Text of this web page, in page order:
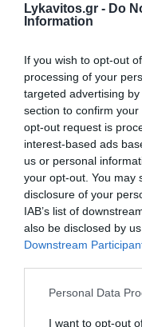
Lykavitos.gr - Do
Information
If you wish to opt-out
processing of your
targeted advertising
section to confirm
opt-out request is
interest-based ads
us or personal
your opt-out. You may
disclosure of your
IAB’s list of
also be disclosed by
Downstream
Please note that this
not limited to your visit
Personal Data
I want to opt-out
ΕΕΤ:
ιδιώτες και
τέσσερις
Η Ελληνική Ένωση